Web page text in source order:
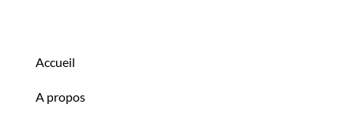
Accueil
A propos